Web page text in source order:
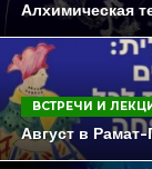
Алхимическая
ВСТРЕЧИ И
Август в Рамат-